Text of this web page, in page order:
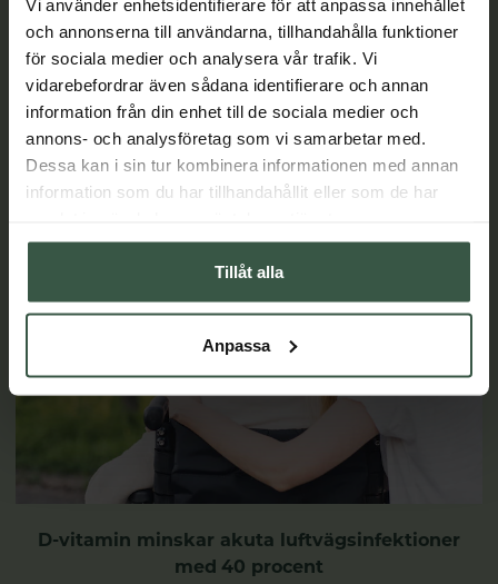
Vi använder enhetsidentifierare för att anpassa innehållet
och annonserna till användarna, tillhandahålla funktioner
för sociala medier och analysera vår trafik. Vi
vidarebefordrar även sådana identifierare och annan
information från din enhet till de sociala medier och
annons- och analysföretag som vi samarbetar med.
Dessa kan i sin tur kombinera informationen med annan
information som du har tillhandahållit eller som de har
Tillåt alla
Anpassa
om varför det är så viktigt att tillgodose sitt behov av D-
vitamin.
LÄS MER
D-vitamin minskar akuta luftvägsinfektioner
med 40 procent